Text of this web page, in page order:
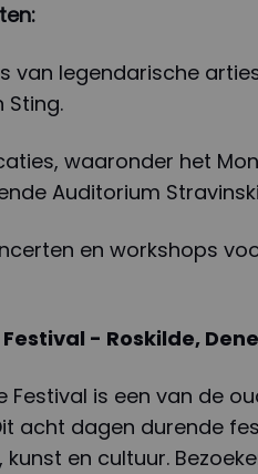
van legendarische
Sting.
waaronder het
Auditorium
en workshops
Festival - Roskilde,
Festival is een van de
acht dagen durende
kunst en cultuur.